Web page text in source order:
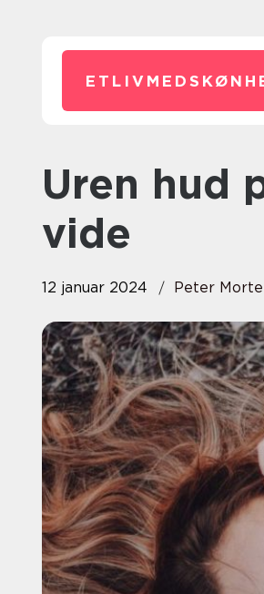
Uren hud på hagen: Alt, du skal
vide
12 januar 2024 Peter